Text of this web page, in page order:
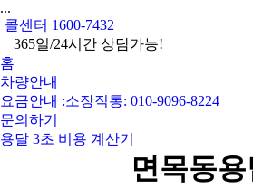
...
콜센터 1600-7432
365일/24시간 상담가능!
홈
차량안내
요금안내 :소장직통: 010-9096-8224
문의하기
용달 3초 비용 계산기
면목동